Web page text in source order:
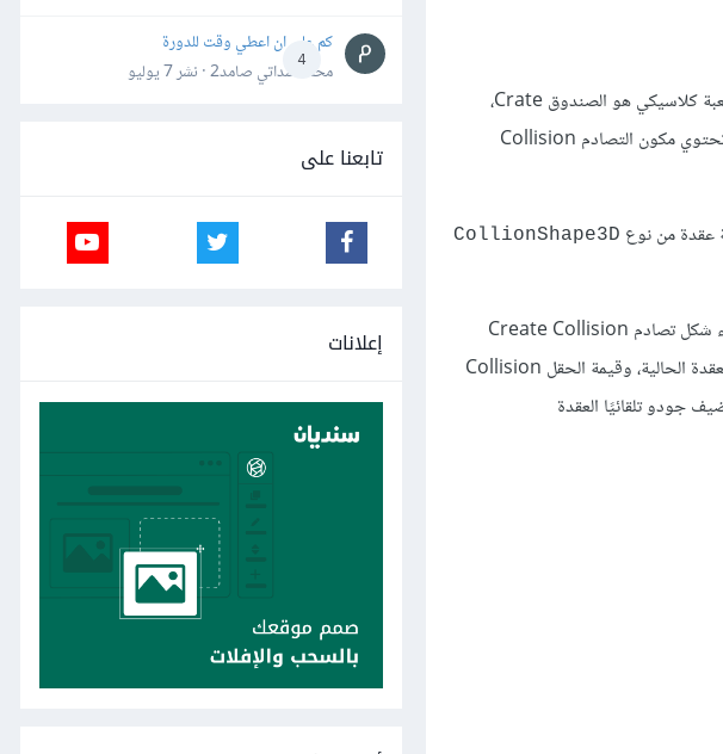
ننقر بعدها بزر الفأرة الأيمن على crate.glb ونحدّد خيار مشهد موروث جديد New Inherited Scene. أصبح لدينا كائن لعبة كلاسيكي هو الصندوق Crate،
بالاسم Crate كما أردنا تمامًا، لكن سنلاحظ ظهور تحذير يشير بأن هذه العقدة لا تحتوي مكون التصادم Collision
عقدة من نوع CollionShape3D
، وسنلاحظ ظهور شريط قوائم في الجزء العلوي من نافذة العرض، ننقر على أيقونة المجسم ونحدّد إنشاء شكل تصادم Create Collision
shape ونحدد قيمة الحقل Collision Shape Placement لتكون Sibling أي أن أن شكل التصادم سيضاف كعقدة أخ للعقدة الحالية، وقيمة الحقل Collision
4
كم علي ان اعطي وقت للدورة
محمد سداتي صامد2 · نشر
7 يوليو
تابعنا على
إعلانات